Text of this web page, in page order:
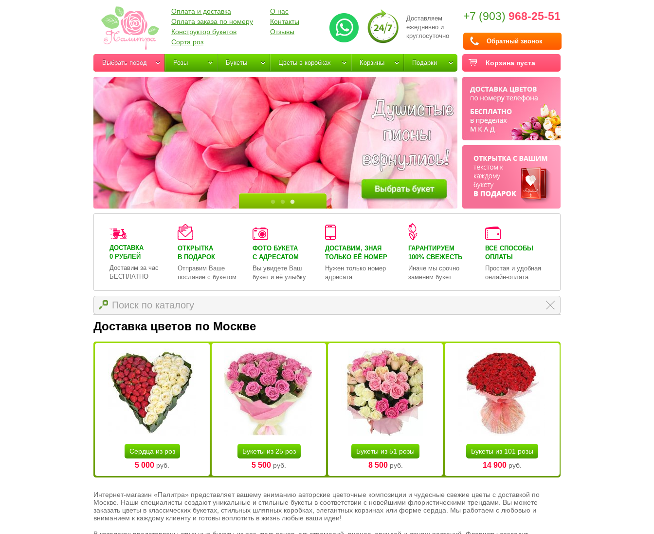
Доставляем
ежедневно и
круглосуточно
+7 (903) 968-25-51
Обратный звонок
Оплата и доставка
Оплата заказа по номеру
Конструктор букетов
Сорта роз
О нас
Контакты
Отзывы
Корзина пуста
Выбрать повод Розы Букеты Цветы в коробках Корзины Подарки
ДОСТАВКА
0 РУБЛЕЙ
Доставим за час
БЕСПЛАТНО
ОТКРЫТКА
В ПОДАРОК
Отправим Ваше
послание с букетом
ФОТО БУКЕТА
С АДРЕСАТОМ
Вы увидете Ваш
букет и её улыбку
ДОСТАВИМ, ЗНАЯ
ТОЛЬКО ЕЁ НОМЕР
Нужен только номер
адресата
ГАРАНТИРУЕМ
100% СВЕЖЕСТЬ
Иначе мы срочно
заменим букет
ВСЕ СПОСОБЫ
ОПЛАТЫ
Простая и удобная
онлайн-оплата
Доставка цветов по Москве
Сердца из роз
5 000 руб.
Букеты из 25 роз
5 500 руб.
Букеты из 51 розы
8 500руб.
Букеты из 101 розы
14 900руб.
Интернет-магазин «Палитра» представляет вашему вниманию авторские цветочные композиции и чудесные свежие цветы с доставкой по
Москве. Наши специалисты создают уникальные и стильные букеты в соответствии с новейшими флористическими трендами. Вы можете
заказать цветы в классических букетах, стильных шляпных коробках, элегантных корзинах или форме сердца. Мы работаем с любовью и
вниманием к каждому клиенту и готовы воплотить в жизнь любые ваши идеи!